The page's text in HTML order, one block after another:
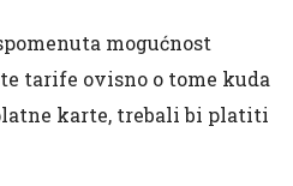
mogućnost
tarife ovisno o tome kuda
karte, trebali bi platiti